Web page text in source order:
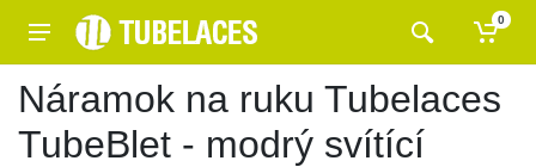
0
Náramok na ruku Tubelaces
TubeBlet - modrý svítící